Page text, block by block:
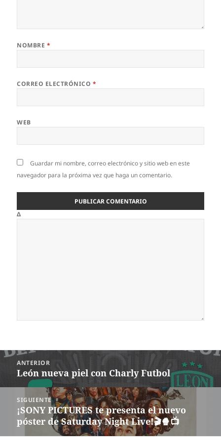
NOMBRE *
CORREO ELECTRÓNICO *
WEB
Guardar mi nombre, correo electrónico y sitio web en este
navegador para la próxima vez que haga un comentario.
Δ
Navegación
entradas
ANTERIOR
Entrada
anterior:
León nueva piel con Charly Futbol
SIGUIENTE
Siguiente
entrada:
¡SONY PICTURES te presenta el nuevo
póster de Saturday Night Live!🎬🍿📺